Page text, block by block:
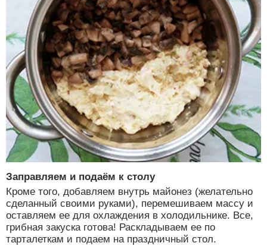
Заправляем и подаём к столу
Кроме того, добавляем внутрь майонез (желательно
сделанный своими руками), перемешиваем массу и
оставляем ее для охлаждения в холодильнике. Все,
грибная закуска готова! Раскладываем ее по
тарталеткам и подаем на праздничный стол.